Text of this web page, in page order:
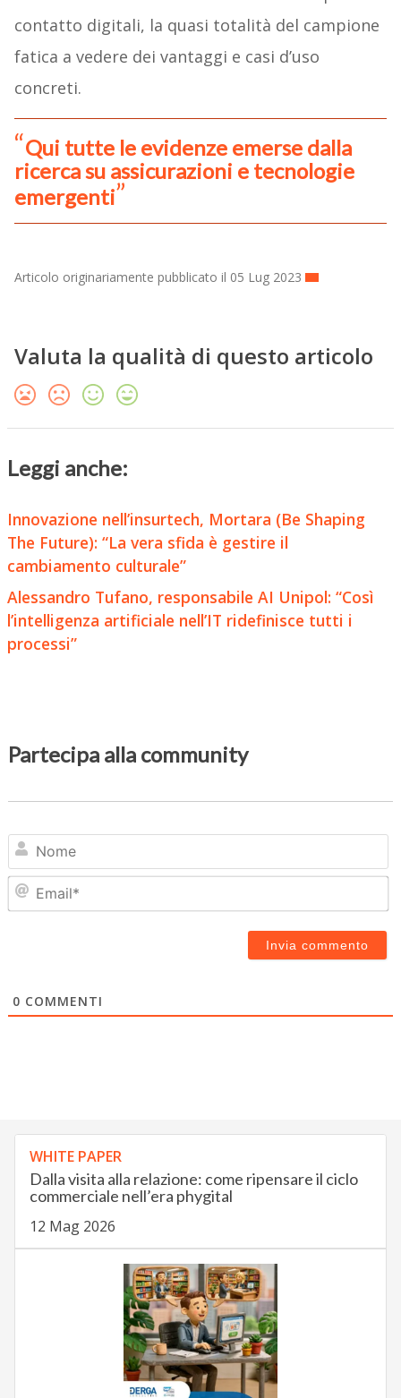
contatto digitali, la quasi totalità del campione
fatica a vedere dei vantaggi e casi d’uso
concreti.
Qui tutte le evidenze emerse dalla
ricerca su assicurazioni e tecnologie
emergenti
Articolo originariamente pubblicato il 05 Lug 2023
Valuta la qualità di questo articolo
Leggi anche:
Innovazione nell’insurtech, Mortara (Be Shaping
The Future): “La vera sfida è gestire il
cambiamento culturale”
Alessandro Tufano, responsabile AI Unipol: “Così
l’intelligenza artificiale nell’IT ridefinisce tutti i
processi”
Partecipa alla community
0 COMMENTI
WHITE PAPER
Dalla visita alla relazione: come ripensare il ciclo
commerciale nell’era phygital
12 Mag 2026